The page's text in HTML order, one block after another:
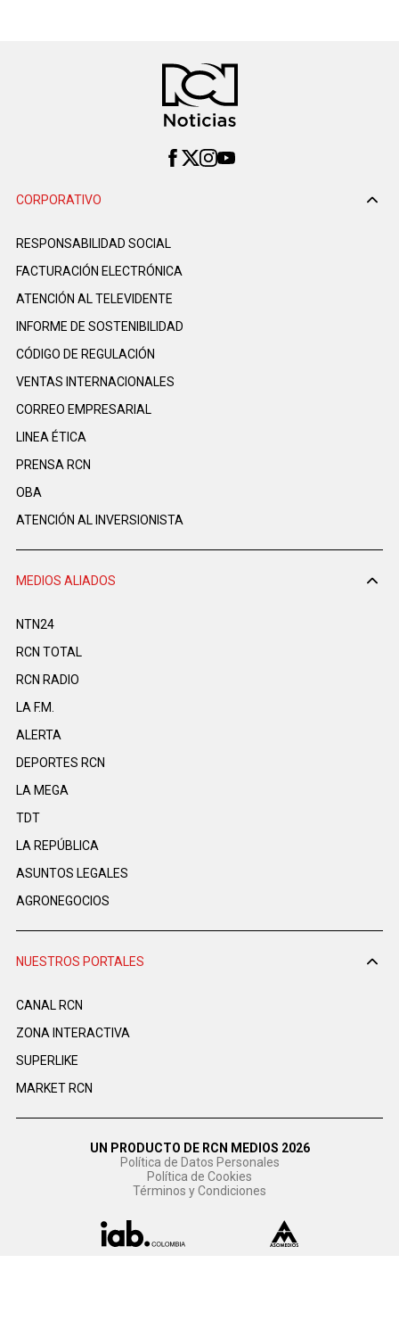
CORPORATIVO
RESPONSABILIDAD SOCIAL
FACTURACIÓN ELECTRÓNICA
ATENCIÓN AL TELEVIDENTE
INFORME DE SOSTENIBILIDAD
CÓDIGO DE REGULACIÓN
VENTAS INTERNACIONALES
CORREO EMPRESARIAL
LINEA ÉTICA
PRENSA RCN
OBA
ATENCIÓN AL INVERSIONISTA
MEDIOS ALIADOS
NTN24
RCN TOTAL
RCN RADIO
LA F.M.
ALERTA
DEPORTES RCN
LA MEGA
TDT
LA REPÚBLICA
ASUNTOS LEGALES
AGRONEGOCIOS
NUESTROS PORTALES
CANAL RCN
ZONA INTERACTIVA
SUPERLIKE
MARKET RCN
UN PRODUCTO DE RCN MEDIOS 2026
Política de Datos Personales
Política de Cookies
Términos y Condiciones